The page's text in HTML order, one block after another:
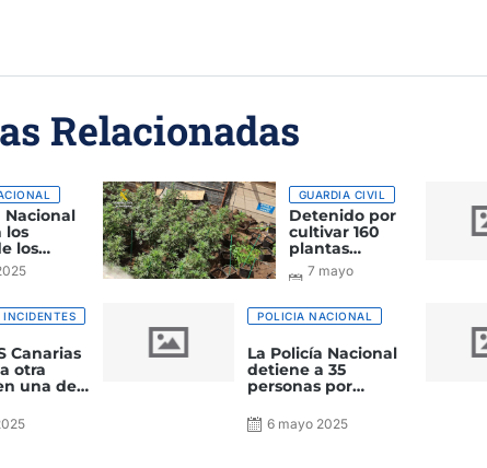
Relacionadas
Nacional
los
los
GUARDIA CIVIL
Detenido por
cultivar 160
plantas
prohibidas de
Marihuana en
Canaria
7 mayo
INCIDENTES
Canarias
otra
una de
Juan
POLICIA NACIONAL
La Policía Nacional
detiene a 35
personas por
intercambiar
pornografía infantil
6 mayo 2025